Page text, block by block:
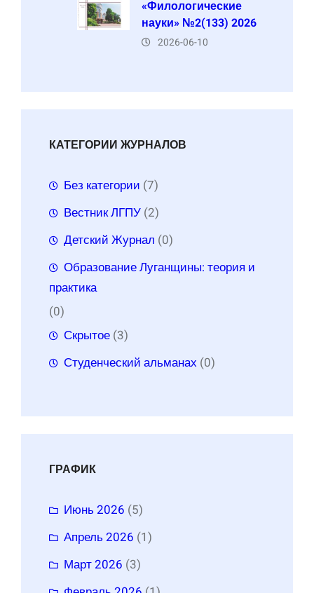
«Филологические
науки» №2(133) 2026
2026-06-10
КАТЕГОРИИ ЖУРНАЛОВ
Без категории (7)
Вестник ЛГПУ (2)
Детский Журнал (0)
Образование Луганщины: теория и
практика
(0)
Скрытое (3)
Студенческий альманах (0)
ГРАФИК
Июнь 2026 (5)
Апрель 2026 (1)
Март 2026 (3)